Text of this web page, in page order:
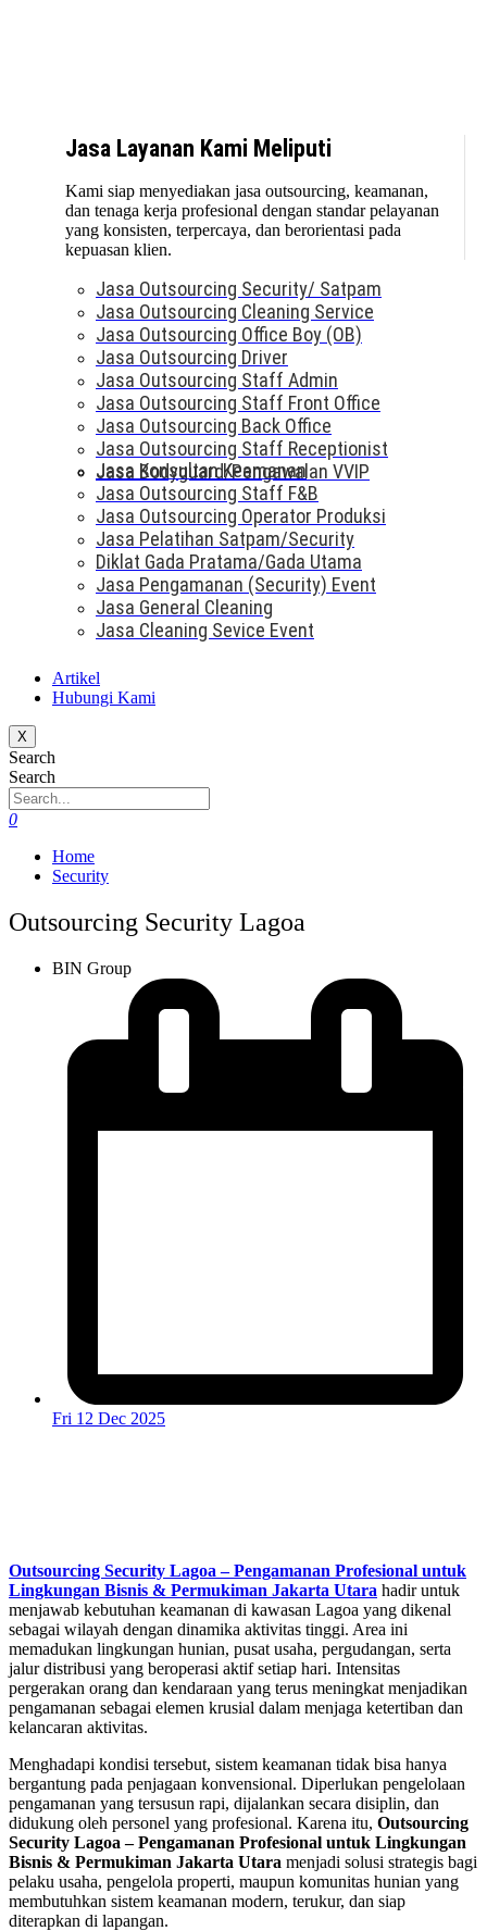
Jasa Layanan Kami Meliputi
Kami siap menyediakan jasa outsourcing, keamanan,
dan tenaga kerja profesional dengan standar pelayanan
yang konsisten, terpercaya, dan berorientasi pada
kepuasan klien.
Jasa Outsourcing Security/ Satpam
Jasa Outsourcing Cleaning Service
Jasa Outsourcing Office Boy (OB)
Jasa Outsourcing Driver
Jasa Outsourcing Staff Admin
Jasa Outsourcing Staff Front Office
Jasa Outsourcing Back Office
Jasa Outsourcing Staff Receptionist
Jasa Bodyguard/Pengawalan VVIP
Jasa Konsultan Keamanan
Jasa Outsourcing Staff F&B
Jasa Outsourcing Operator Produksi
Jasa Pelatihan Satpam/Security
Diklat Gada Pratama/Gada Utama
Jasa Pengamanan (Security) Event
Jasa General Cleaning
Jasa Cleaning Sevice Event
Artikel
Hubungi Kami
X
Search
Search
0
Home
Security
Outsourcing Security Lagoa
BIN Group
Fri 12 Dec 2025
Outsourcing Security Lagoa – Pengamanan Profesional untuk
Lingkungan Bisnis & Permukiman Jakarta Utara hadir untuk
menjawab kebutuhan keamanan di kawasan Lagoa yang dikenal
sebagai wilayah dengan dinamika aktivitas tinggi. Area ini
memadukan lingkungan hunian, pusat usaha, pergudangan, serta
jalur distribusi yang beroperasi aktif setiap hari. Intensitas
pergerakan orang dan kendaraan yang terus meningkat menjadikan
pengamanan sebagai elemen krusial dalam menjaga ketertiban dan
kelancaran aktivitas.
Menghadapi kondisi tersebut, sistem keamanan tidak bisa hanya
bergantung pada penjagaan konvensional. Diperlukan pengelolaan
pengamanan yang tersusun rapi, dijalankan secara disiplin, dan
didukung oleh personel yang profesional. Karena itu, Outsourcing
Security Lagoa – Pengamanan Profesional untuk Lingkungan
Bisnis & Permukiman Jakarta Utara menjadi solusi strategis bagi
pelaku usaha, pengelola properti, maupun komunitas hunian yang
membutuhkan sistem keamanan modern, terukur, dan siap
diterapkan di lapangan.